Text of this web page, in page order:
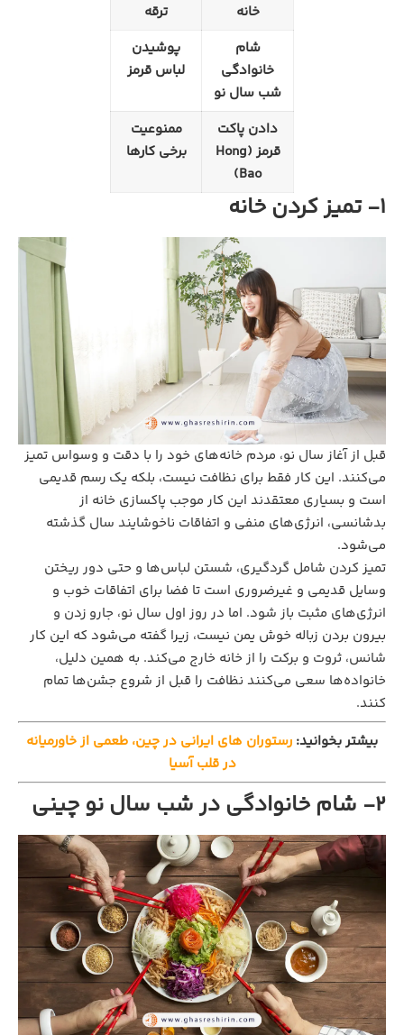
خانه
ترقه
شام
خانوادگی
شب سال نو
پوشیدن
لباس قرمز
دادن پاکت
قرمز (Hong
Bao)
ممنوعیت
برخی کارها
1- تمیز کردن خانه
قبل از آغاز سال نو، مردم خانه‌های خود را با دقت و وسواس تمیز
می‌کنند. این کار فقط برای نظافت نیست، بلکه یک رسم قدیمی
است و بسیاری معتقدند این کار موجب پاکسازی خانه از
بدشانسی، انرژی‌های منفی و اتفاقات ناخوشایند سال گذشته
می‌شود.
تمیز کردن شامل گردگیری، شستن لباس‌ها و حتی دور ریختن
وسایل قدیمی و غیرضروری است تا فضا برای اتفاقات خوب و
انرژی‌های مثبت باز شود. اما در روز اول سال نو، جارو زدن و
بیرون بردن زباله خوش یمن نیست، زیرا گفته می‌شود که این کار
شانس، ثروت و برکت را از خانه خارج می‌کند. به همین دلیل،
خانواده‌ها سعی می‌کنند نظافت را قبل از شروع جشن‌ها تمام
کنند.
بیشتر بخوانید: رستوران‌ های ایرانی در چین، طعمی از خاورمیانه
در قلب آسیا
2- شام خانوادگی در شب سال نو چینی